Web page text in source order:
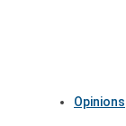
Opinions